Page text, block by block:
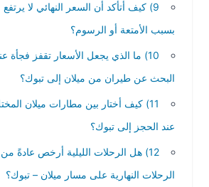
9) كيف أتأكد أن السعر النهائي لا يرتفع
بسبب الأمتعة أو الرسوم؟
10) ما الذي يجعل الأسعار تقفز فجأة عند
البحث عن طيران من ميلان إلى تبوك؟
11) كيف أختار بين مطارات ميلان المختلفة
عند الحجز إلى تبوك؟
12) هل الرحلات الليلية أرخص عادةً من
الرحلات النهارية على مسار ميلان – تبوك؟